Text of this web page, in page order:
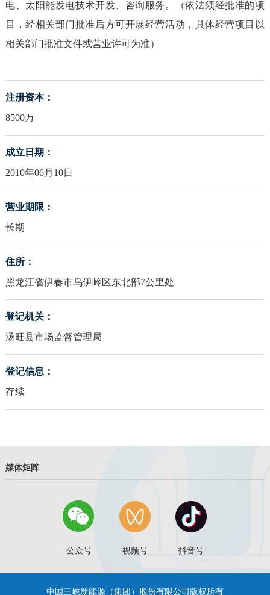
电、太阳能发电技术开发、咨询服务。（依法须经批准的项
目，经相关部门批准后方可开展经营活动，具体经营项目以
相关部门批准文件或营业许可为准）
注册资本：
8500万
成立日期：
2010年06月10日
营业期限：
长期
住所：
黑龙江省伊春市乌伊岭区东北部7公里处
登记机关：
汤旺县市场监督管理局
登记信息：
存续
媒体矩阵
公众号 视频号 抖音号
中国三峡新能源（集团）股份有限公司版权所有